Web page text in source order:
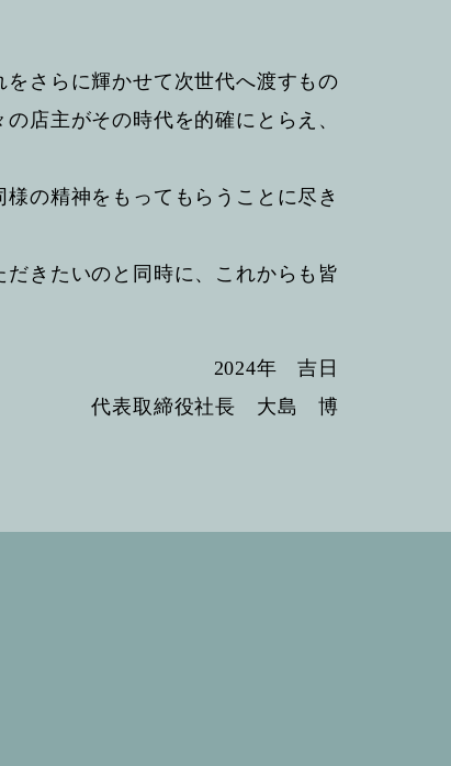
さらに輝かせて次世代へ渡すもの
店主がその時代を的確にとらえ、
の精神をもってもらうことに尽き
きたいのと同時に、これからも皆
2024年 吉日
代表取締役社長 大島 博